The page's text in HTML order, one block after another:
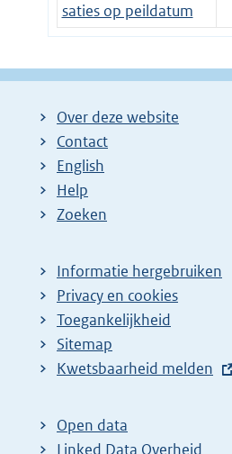
saties op peildatum
Over deze website
Contact
English
Help
Zoeken
Informatie hergebruiken
Privacy en cookies
Toegankelijkheid
Sitemap
E
t
e
Kwetsbaarheid melden
Open data
Linked Data Overheid